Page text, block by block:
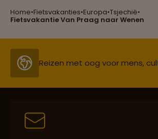
Home•Fietsvakanties•Europa•Tsjechië•
Fietsvakantie Van Praag naar Wenen
Reizen met oog voor mens,
Persoonlijk en deskundig